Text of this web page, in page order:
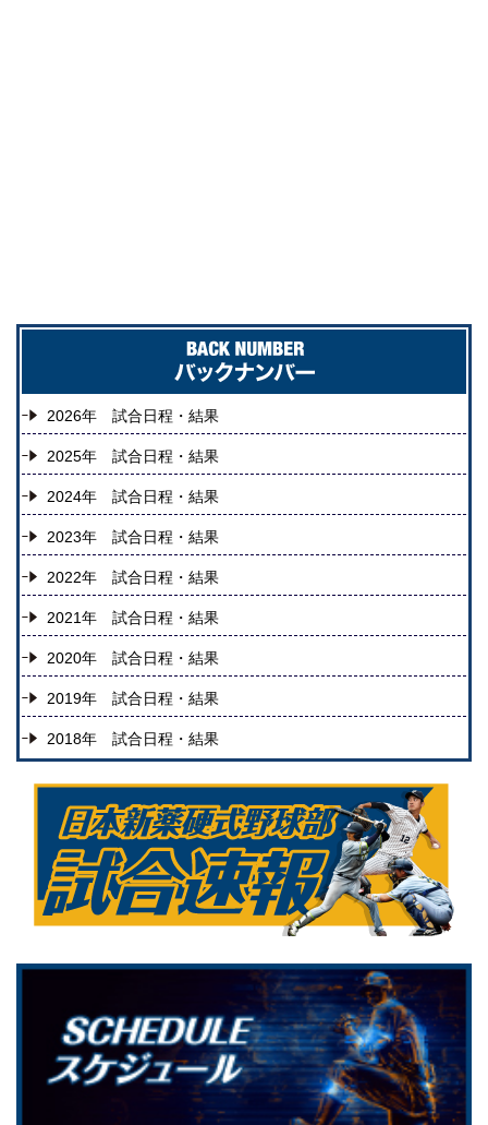
2026年 試合日程・結果
2025年 試合日程・結果
2024年 試合日程・結果
2023年 試合日程・結果
2022年 試合日程・結果
2021年 試合日程・結果
2020年 試合日程・結果
2019年 試合日程・結果
2018年 試合日程・結果